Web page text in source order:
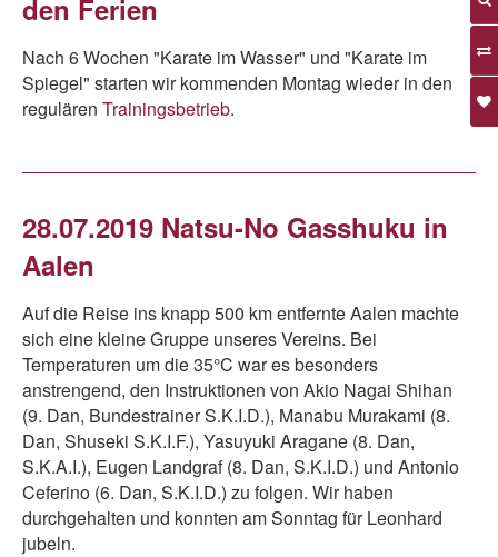
den Ferien
Nach 6 Wochen "Karate im Wasser" und "Karate im
Spiegel" starten wir kommenden Montag wieder in den
regulären Trainingsbetrieb.
28.07.2019 Natsu-No Gasshuku in
Aalen
Auf die Reise ins knapp 500 km entfernte Aalen machte
sich eine kleine Gruppe unseres Vereins. Bei
Temperaturen um die 35°C war es besonders
anstrengend, den Instruktionen von Akio Nagai Shihan
(9. Dan, Bundestrainer S.K.I.D.), Manabu Murakami (8.
Dan, Shuseki S.K.I.F.), Yasuyuki Aragane (8. Dan,
S.K.A.I.), Eugen Landgraf (8. Dan, S.K.I.D.) und Antonio
Ceferino (6. Dan, S.K.I.D.) zu folgen. Wir haben
durchgehalten und konnten am Sonntag für Leonhard
jubeln.